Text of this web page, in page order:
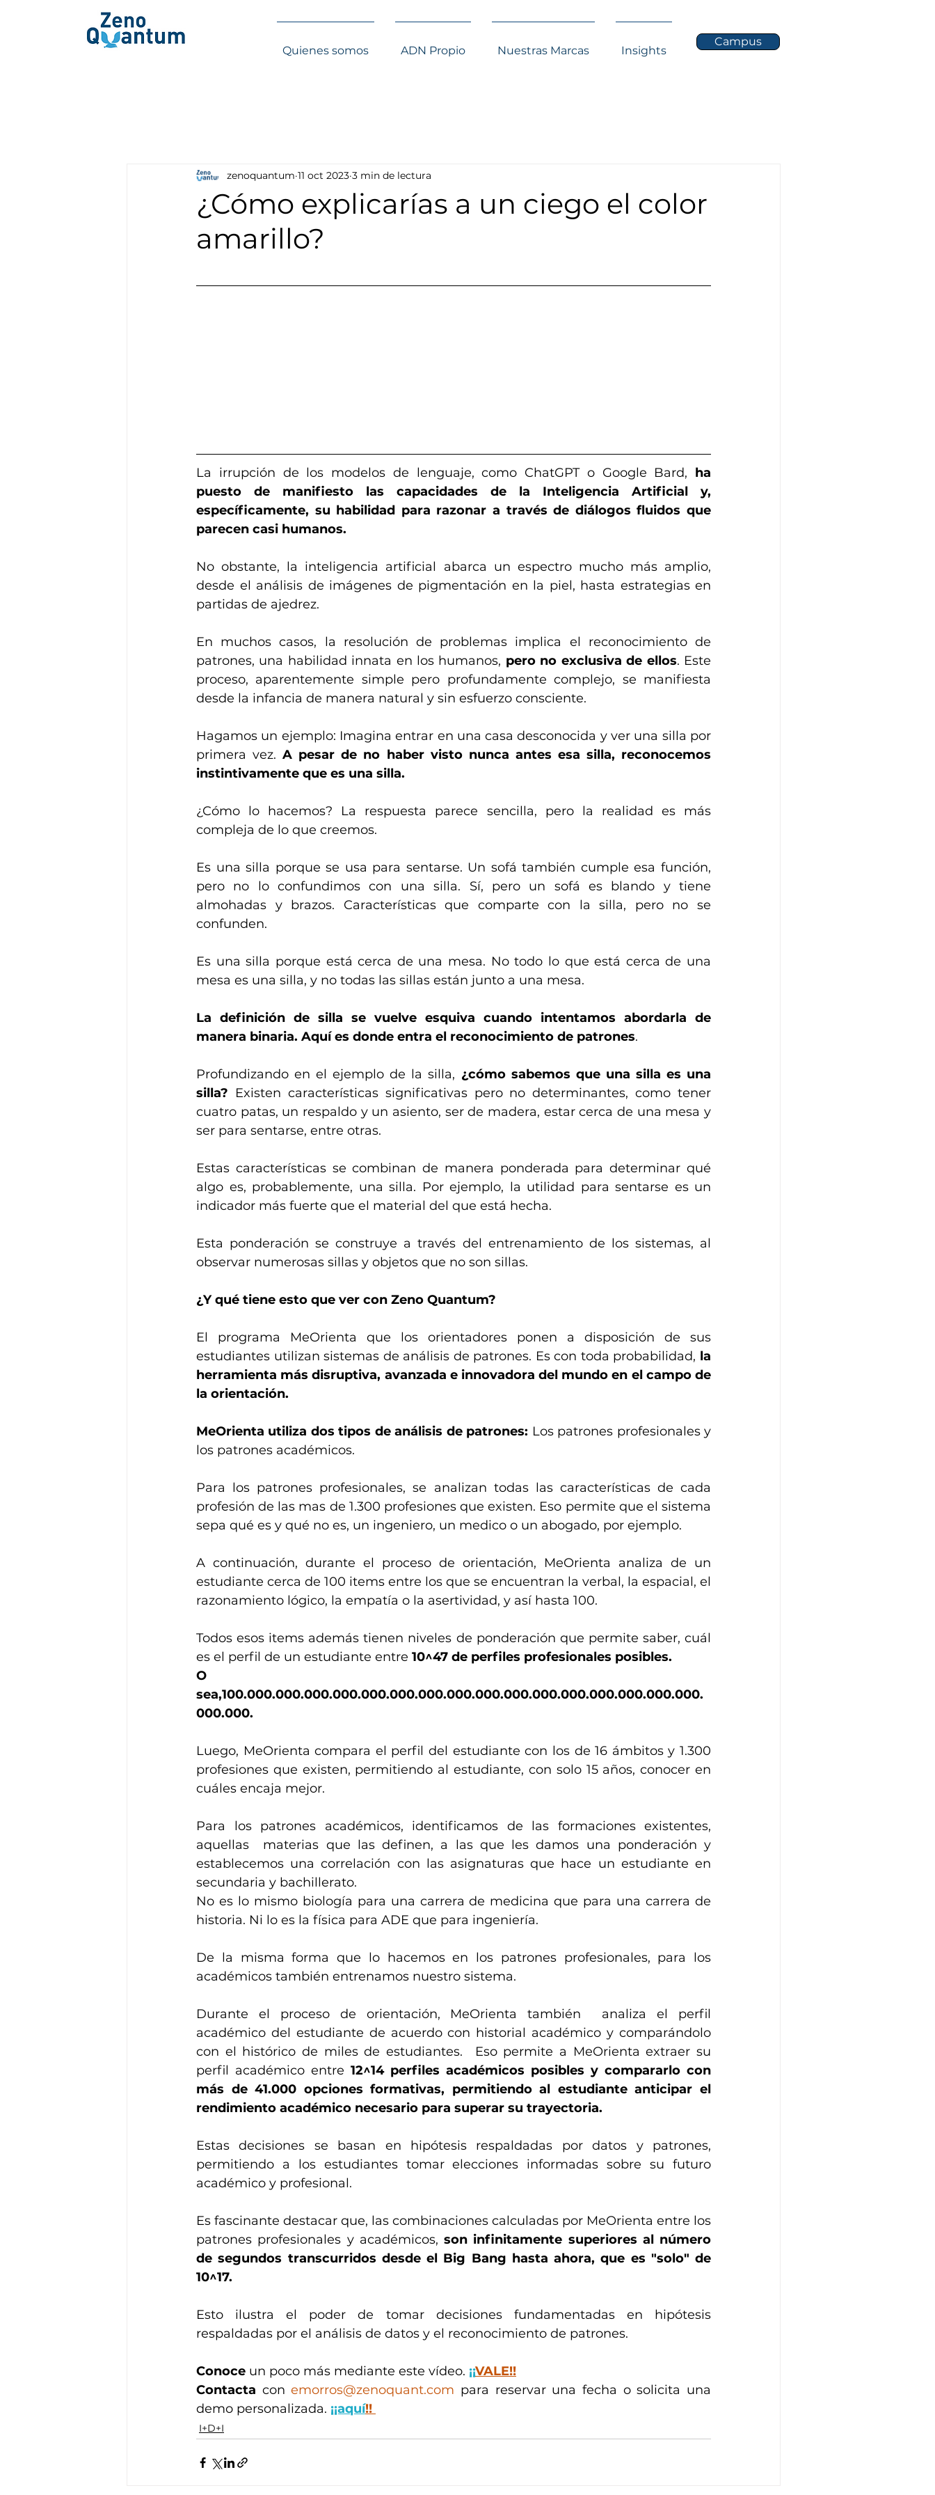
Quienes somos ADN Propio Nuestras Marcas Insights
Campus
¿Cómo explicarías a un ciego el color
amarillo?
zenoquantum 11 oct 2023 3 min de lectura
La irrupción de los modelos de lenguaje, como ChatGPT o Google Bard, ha
puesto de manifiesto las capacidades de la Inteligencia Artificial y,
específicamente, su habilidad para razonar a través de diálogos fluidos que
parecen casi humanos.
No obstante, la inteligencia artificial abarca un espectro mucho más amplio,
desde el análisis de imágenes de pigmentación en la piel, hasta estrategias en
partidas de ajedrez.
En muchos casos, la resolución de problemas implica el reconocimiento de
patrones, una habilidad innata en los humanos, pero no exclusiva de ellos. Este
proceso, aparentemente simple pero profundamente complejo, se manifiesta
desde la infancia de manera natural y sin esfuerzo consciente.
Hagamos un ejemplo: Imagina entrar en una casa desconocida y ver una silla por
primera vez. A pesar de no haber visto nunca antes esa silla, reconocemos
instintivamente que es una silla.
¿Cómo lo hacemos? La respuesta parece sencilla, pero la realidad es más
compleja de lo que creemos.
Es una silla porque se usa para sentarse. Un sofá también cumple esa función,
pero no lo confundimos con una silla. Sí, pero un sofá es blando y tiene
almohadas y brazos. Características que comparte con la silla, pero no se
confunden.
Es una silla porque está cerca de una mesa. No todo lo que está cerca de una
mesa es una silla, y no todas las sillas están junto a una mesa.
La definición de silla se vuelve esquiva cuando intentamos abordarla de
manera binaria. Aquí es donde entra el reconocimiento de patrones.
Profundizando en el ejemplo de la silla, ¿cómo sabemos que una silla es una
silla? Existen características significativas pero no determinantes, como tener
cuatro patas, un respaldo y un asiento, ser de madera, estar cerca de una mesa y
ser para sentarse, entre otras.
Estas características se combinan de manera ponderada para determinar qué
algo es, probablemente, una silla. Por ejemplo, la utilidad para sentarse es un
indicador más fuerte que el material del que está hecha.
Esta ponderación se construye a través del entrenamiento de los sistemas, al
observar numerosas sillas y objetos que no son sillas.
¿Y qué tiene esto que ver con Zeno Quantum?
El programa MeOrienta que los orientadores ponen a disposición de sus
estudiantes utilizan sistemas de análisis de patrones. Es con toda probabilidad, la
herramienta más disruptiva, avanzada e innovadora del mundo en el campo de
la orientación.
MeOrienta utiliza dos tipos de análisis de patrones: Los patrones profesionales y
los patrones académicos.
Para los patrones profesionales, se analizan todas las características de cada
profesión de las mas de 1.300 profesiones que existen. Eso permite que el sistema
sepa qué es y qué no es, un ingeniero, un medico o un abogado, por ejemplo.
A continuación, durante el proceso de orientación, MeOrienta analiza de un
estudiante cerca de 100 items entre los que se encuentran la verbal, la espacial, el
razonamiento lógico, la empatía o la asertividad, y así hasta 100.
Todos esos items además tienen niveles de ponderación que permite saber, cuál
es el perfil de un estudiante entre 10^47 de perfiles profesionales posibles.
O
sea,100.000.000.000.000.000.000.000.000.000.000.000.000.000.000.000.000.
000.000.
Luego, MeOrienta compara el perfil del estudiante con los de 16 ámbitos y 1.300
profesiones que existen, permitiendo al estudiante, con solo 15 años, conocer en
cuáles encaja mejor.
Para los patrones académicos, identificamos de las formaciones existentes,
aquellas  materias que las definen, a las que les damos una ponderación y
establecemos una correlación con las asignaturas que hace un estudiante en
secundaria y bachillerato.
No es lo mismo biología para una carrera de medicina que para una carrera de
historia. Ni lo es la física para ADE que para ingeniería.
De la misma forma que lo hacemos en los patrones profesionales, para los
académicos también entrenamos nuestro sistema.
Durante el proceso de orientación, MeOrienta también  analiza el perfil
académico del estudiante de acuerdo con historial académico y comparándolo
con el histórico de miles de estudiantes.  Eso permite a MeOrienta extraer su
perfil académico entre 12^14 perfiles académicos posibles y compararlo con
más de 41.000 opciones formativas, permitiendo al estudiante anticipar el
rendimiento académico necesario para superar su trayectoria.
Estas decisiones se basan en hipótesis respaldadas por datos y patrones,
permitiendo a los estudiantes tomar elecciones informadas sobre su futuro
académico y profesional.
Es fascinante destacar que, las combinaciones calculadas por MeOrienta entre los
patrones profesionales y académicos, son infinitamente superiores al número
de segundos transcurridos desde el Big Bang hasta ahora, que es "solo" de
10^17.
Esto ilustra el poder de tomar decisiones fundamentadas en hipótesis
respaldadas por el análisis de datos y el reconocimiento de patrones.
Conoce un poco más mediante este vídeo. ¡¡VALE!!
Contacta con emorros@zenoquant.com para reservar una fecha o solicita una
demo personalizada. ¡¡aquí!!
I+D+I